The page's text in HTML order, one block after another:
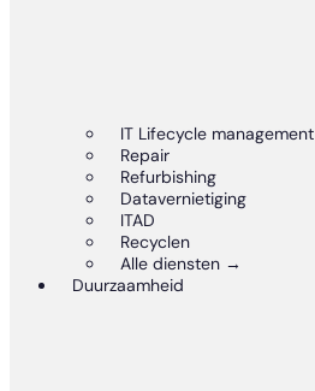
IT Lifecycle management
Repair
Refurbishing
Datavernietiging
ITAD
Recyclen
Alle diensten →
Duurzaamheid